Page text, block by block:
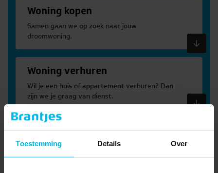
Toestemming Details Over
Woning kopen
Samen gaan we op zoek naar jouw
droomwoning.
Meer informatie
Woning verhuren
Wil je een huis of appartement verhuren? Dan
zijn we je graag van dienst.
Meer informatie
Woning huren
Schrijf je in als huurder om op de hoogte te
blijven van het nieuwste aanbod.